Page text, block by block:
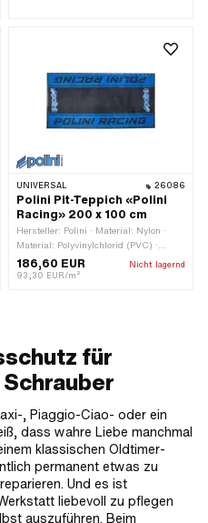
UNIVERSAL 26086
Polini Pit-Teppich «Polini
Racing» 200 x 100 cm
Hersteller: Polini · Material: Nylon ·
Material: Polyvinylchlorid (PVC) ·
Farbe: blau · Farbe: schwarz · Breite:
1000 mm · Gesamtlänge: 2000 mm
186,60 EUR
Nicht lagernd
93,30 EUR/m²
für
, Piaggio-Ciao- oder ein
dass wahre Liebe manchmal
klassischen Oldtimer-
permanent etwas zu
Und es ist
liebevoll zu pflegen
auszuführen. Beim